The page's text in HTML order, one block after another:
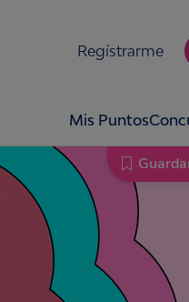
Regístrarme
Mis Puntos